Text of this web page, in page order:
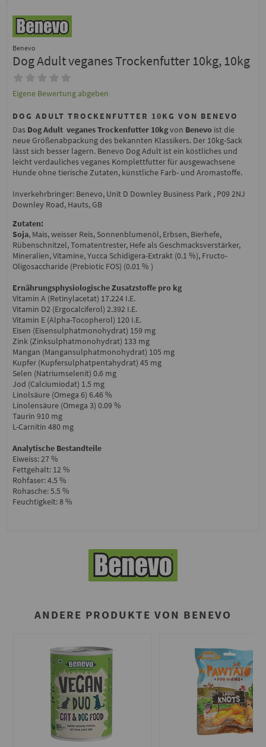
Benevo
Dog Adult veganes Trockenfutter 10kg, 10kg
Eigene Bewertung abgeben
DOG ADULT TROCKENFUTTER 10KG VON BENEVO
Das Dog Adult veganes Trockenfutter 10kgvon Benevoist die
neue Größenabpackung des bekannten Klassikers. Der 10kg-Sack
lässt sich besser lagern. Benevo Dog Adult ist ein köstliches und
leicht verdauliches veganes Komplettfutter für ausgewachsene
Hunde ohne tierische Zutaten, künstliche Farb- und Aromastoffe.
Inverkehrbringer: Benevo, Unit D Downley Business Park , P09 2NJ
Downley Road, Hauts, GB
Zutaten:
Soja, Mais, weisser Reis, Sonnenblumenöl, Erbsen, Bierhefe,
Rübenschnitzel, Tomatentrester, Hefe als Geschmacksverstärker,
Mineralien, Vitamine, Yucca Schidigera-Extrakt (0.1 %), Fructo-
Oligosaccharide (Prebiotic FOS) (0.01 % )
Ernährungsphysiologische Zusatzstoffe pro kg
Vitamin A (Retinylacetat) 17.224 I.E.
Vitamin D2 (Ergocalciferol) 2.392 I.E.
Vitamin E (Alpha-Tocopherol) 120 I.E.
Eisen (Eisensulphatmonohydrat) 159 mg
Zink (Zinksulphatmonohydrat) 133 mg
Mangan (Mangansulphatmonohydrat) 105 mg
Kupfer (Kupfersulphatpentahydrat) 45 mg
Selen (Natriumselenit) 0.6 mg
Jod (Calciumiodat) 1.5 mg
Linolsäure (Omega 6) 6.46 %
Linolensäure (Omega 3) 0.09 %
Taurin 910 mg
L-Carnitin 480 mg
Analytische Bestandteile
Eiweiss: 27 %
Fettgehalt: 12 %
Rohfaser: 4.5 %
Rohasche: 5.5 %
Feuchtigkeit: 8 %
ANDERE PRODUKTE VON BENEVO